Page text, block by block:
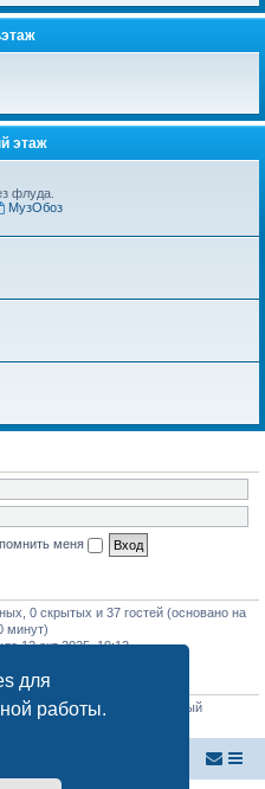
для
работы.
этаж
флуда.
МузОбоз
меня
0 скрытых и 37 гостей (основано на
минут)
12 окт 2025, 19:12
пользователей:
• Новый